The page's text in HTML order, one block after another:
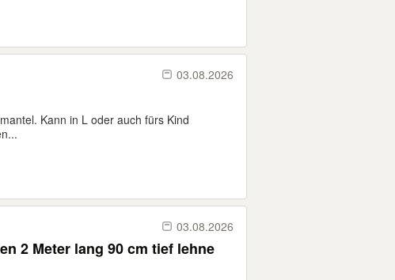
03.08.2026
Kann in L oder auch fürs Kind
03.08.2026
2 Meter lang 90 cm tief lehne